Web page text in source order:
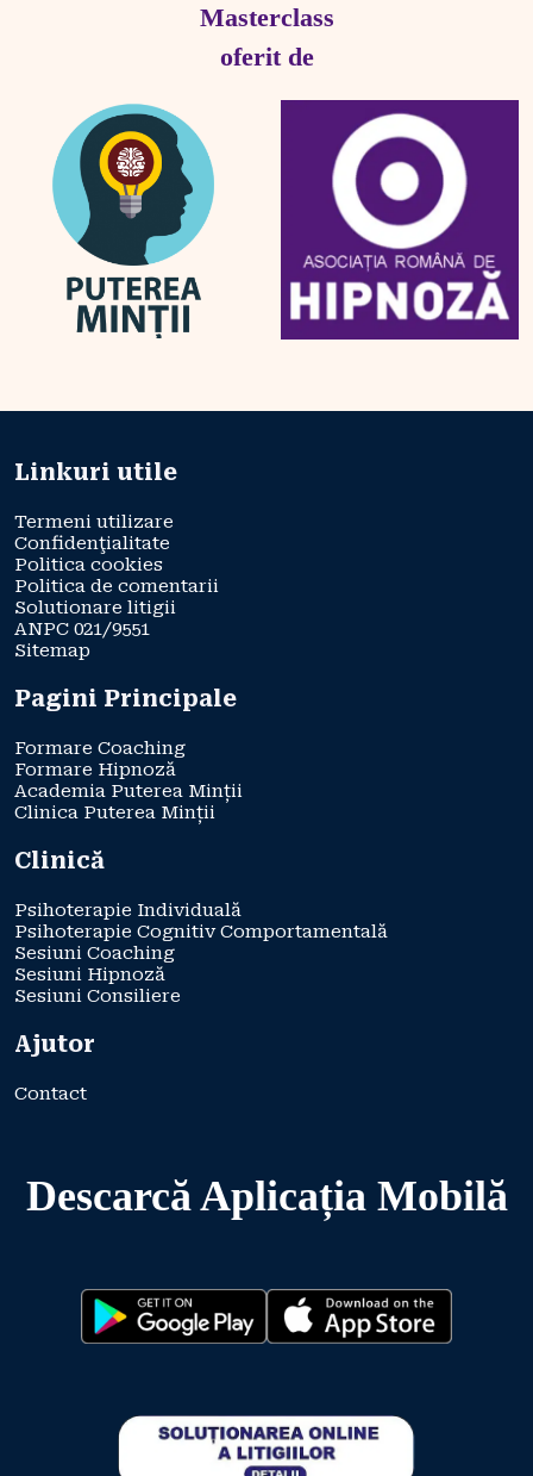
Masterclass
oferit de
Linkuri utile
Termeni utilizare
Confidenţialitate
Politica cookies
Politica de comentarii
Solutionare litigii
ANPC 021/9551
Sitemap
Pagini Principale
Formare Coaching
Formare Hipnoză
Academia Puterea Minții
Clinica Puterea Minții
Clinică
Psihoterapie Individuală
Psihoterapie Cognitiv Comportamentală
Sesiuni Coaching
Sesiuni Hipnoză
Sesiuni Consiliere
Ajutor
Contact
Descarcă Aplicația Mobilă